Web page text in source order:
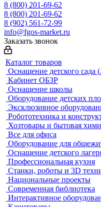
8 (800) 201-69-62
8 (800) 201-69-62
8 (902) 561-72-99
info@fgos-market.ru
Заказать звонок
Каталог товаров
Оснащение детского
Кабинет ОБЗР
Оснащение школы
Оборудование детских
Эксклюзивное
Робототехника и
Хозтовары и бытовая
Все для офиса
Оборудование для
Оснащение детского
Профессиональная кухня
Станки, роботы и 3D
Национальные проекты
Современная библиотека
Интерактивное